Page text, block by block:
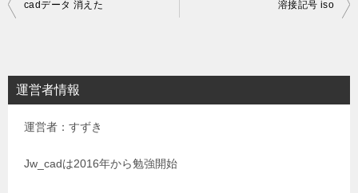
ビ
ゲ
cadデータ 消えた 溶接記号 iso
運営者情報
運営者：すずき
Jw_cadは2016年から勉強開始